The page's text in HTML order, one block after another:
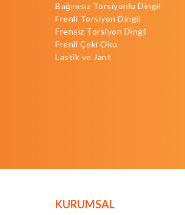
Bağımsız Torsiyonlu Dingil
Frenli Torsiyon Dingil
Frensiz Torsiyon Dingil
Frenli Çeki Oku
Lastik ve Jant
KURUMSAL